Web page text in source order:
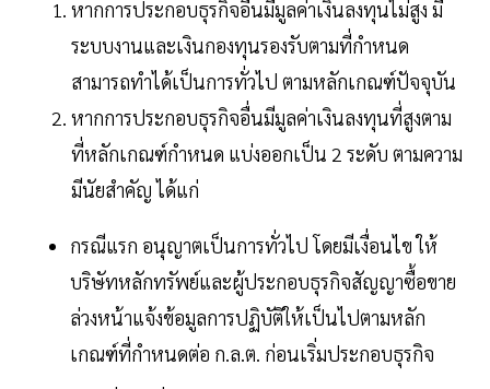
หากการประกอบธุรกิจอื่นมีมูลค่าเงินลงทุนไม่สูง มี
ระบบงานและเงินกองทุนรองรับตามที่กำหนด
สามารถทำได้เป็นการทั่วไป ตามหลักเกณฑ์ปัจจุบัน
หากการประกอบธุรกิจอื่นมีมูลค่าเงินลงทุนที่สูงตาม
ที่หลักเกณฑ์กำหนด แบ่งออกเป็น 2 ระดับ ตามความ
มีนัยสำคัญ ได้แก่
กรณีแรก อนุญาตเป็นการทั่วไป โดยมีเงื่อนไข ให้
บริษัทหลักทรัพย์และผู้ประกอบธุรกิจสัญญาซื้อขาย
ล่วงหน้าแจ้งข้อมูลการปฏิบัติให้เป็นไปตามหลัก
เกณฑ์ที่กำหนดต่อ ก.ล.ต. ก่อนเริ่มประกอบธุรกิจ